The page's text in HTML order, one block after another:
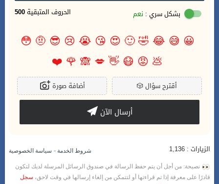
500 الحروف المتبقية بشكل سري : نعم
😀
😅
😂
🤣
🙂
😍
😘
😭
😢
😎
🤨
😳
💩
😡
😷
👋
💋
🙈
🌹
❤️
🎲أقترح سؤال أضافة صورة
أرسال الآن
الزيارات : 1,136 شروط الخدمة - سياسة الخصوصية
نصيحة: من أجل أن يتم حفظ الرسالة في صندوق الرسائل المرسلة لديك لتكون
قادرًا على معرفة إذا تم قراءتها أو لتتمكن من إلغاء إرسالها في وقت لاحق، سجل